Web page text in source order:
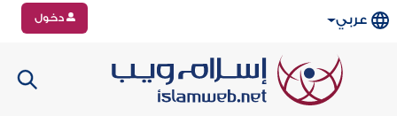
عربي دخول